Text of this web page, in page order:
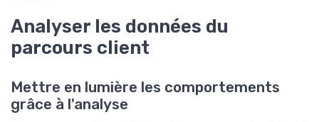
Analyser les données du
parcours client
Mettre en lumière les comportements
grâce à l'analyse